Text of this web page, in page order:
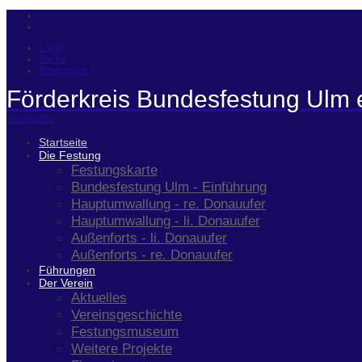
Login
Suche
Impressum
Förderkreis Bundesfestung Ulm
Navigation
Startseite
Die Festung
Festungskarte
Bundesfestung Ulm - Einführung
Hauptumwallung - re. Donauufer
Hauptumwallung - li. Donauufer
Außenforts - li. Donauufer
Außenforts - re. Donauufer
Führungen
Der Verein
Aktuelles
Vereinsgeschichte
Festungsmuseum
Weitere Projekte